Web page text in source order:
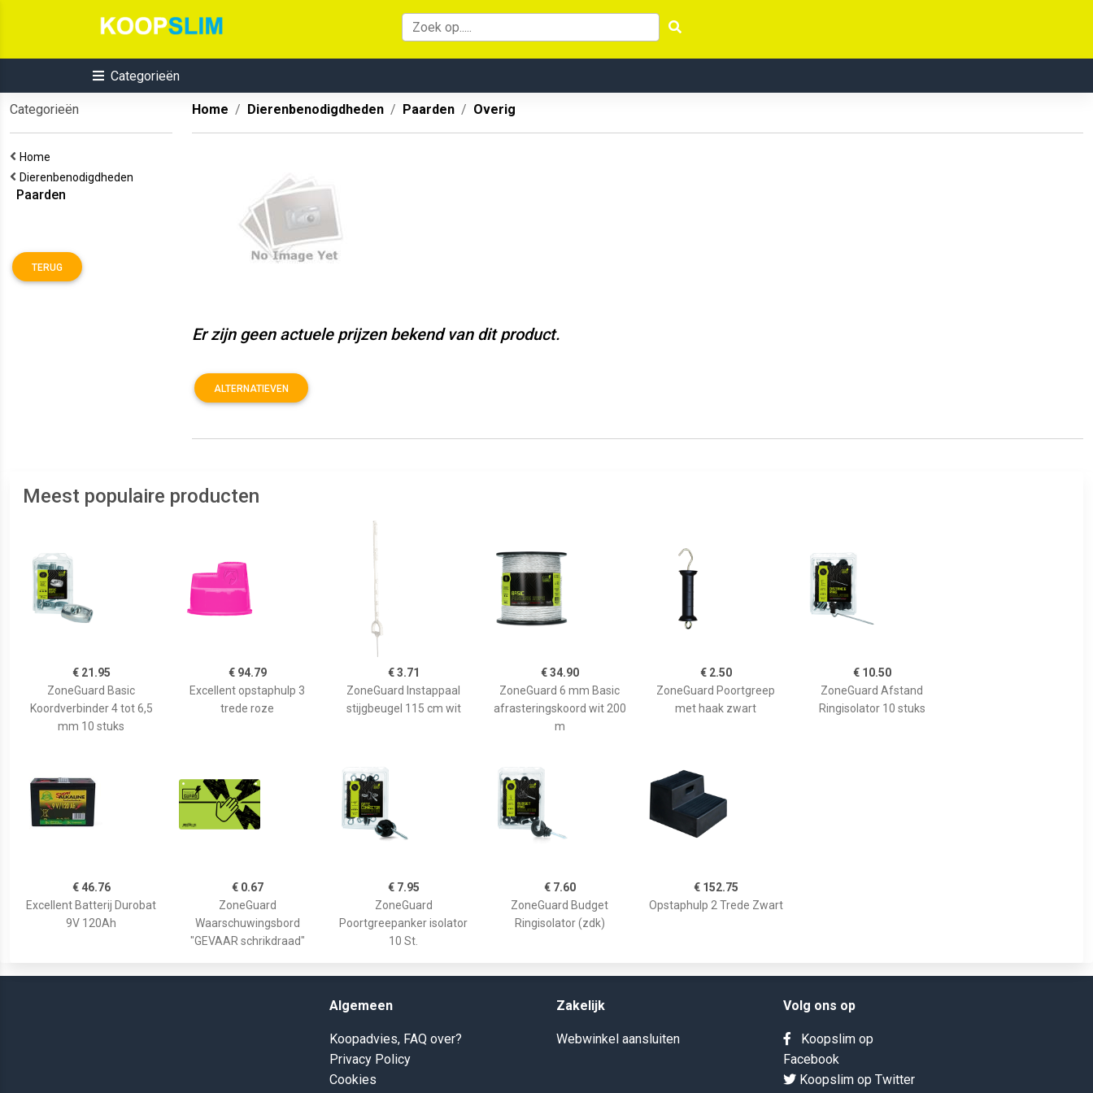
Categorieën
Categorieën
Home
Dierenbenodigdheden
Paarden
TERUG
Home Dierenbenodigdheden Paarden Overig
Er zijn geen actuele prijzen bekend van dit product.
ALTERNATIEVEN
Meest populaire producten
€ 21.95
ZoneGuard Basic
Koordverbinder 4 tot 6,5
mm 10 stuks
€ 94.79
Excellent opstaphulp 3
trede roze
€ 3.71
ZoneGuard Instappaal
stijgbeugel 115 cm wit
€ 34.90
ZoneGuard 6 mm Basic
afrasteringskoord wit 200
m
€ 2.50
ZoneGuard Poortgreep
met haak zwart
€ 10.50
ZoneGuard Afstand
Ringisolator 10 stuks
€ 46.76
Excellent Batterij Durobat
9V 120Ah
€ 0.67
ZoneGuard
Waarschuwingsbord
"GEVAAR schrikdraad"
€ 7.95
ZoneGuard
Poortgreepanker isolator
10 St.
€ 7.60
ZoneGuard Budget
Ringisolator (zdk)
€ 152.75
Opstaphulp 2 Trede Zwart
Algemeen
Koopadvies, FAQ over?
Privacy Policy
Cookies
Zakelijk
Webwinkel aansluiten
Volg ons op
Koopslim op
Facebook
Koopslim op Twitter